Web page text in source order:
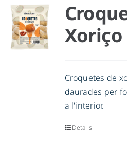
Xoriço
Croquetes de
daurades per
a l'interior.
Detalls